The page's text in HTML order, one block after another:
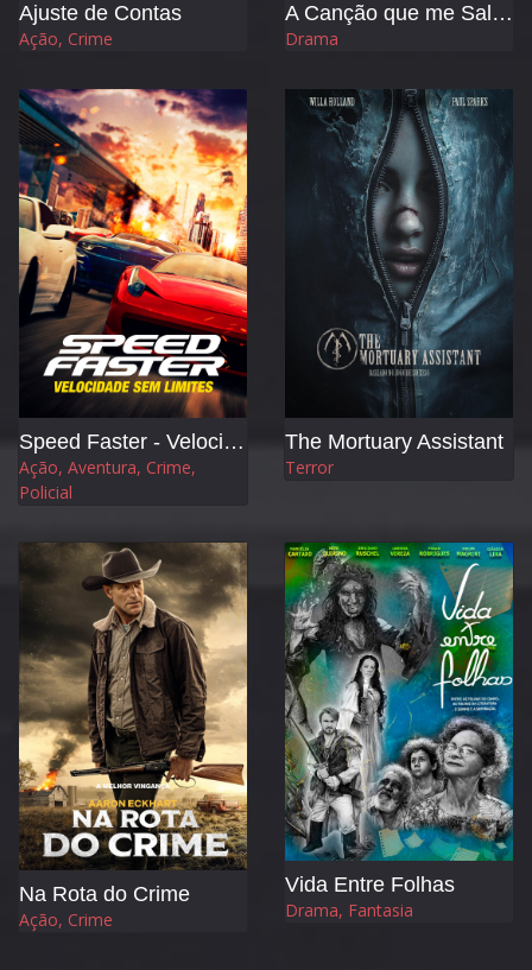
Ajuste de Contas
Ação, Crime
A Canção que me Salvou
Drama
Speed Faster - Velocidade sem Limites
Ação, Aventura, Crime,
Policial
The Mortuary Assistant
Terror
Na Rota do Crime
Ação, Crime
Vida Entre Folhas
Drama, Fantasia